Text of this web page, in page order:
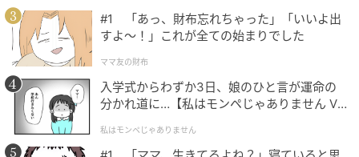
#1 「あっ、財布忘れちゃった」「いいよ出
すよ〜！」これが全ての始まりでした
ママ友の財布
入学式からわずか3日、娘のひと言が運命の
分かれ道に…【私はモンペじゃありません Vo
私はモンペじゃありません